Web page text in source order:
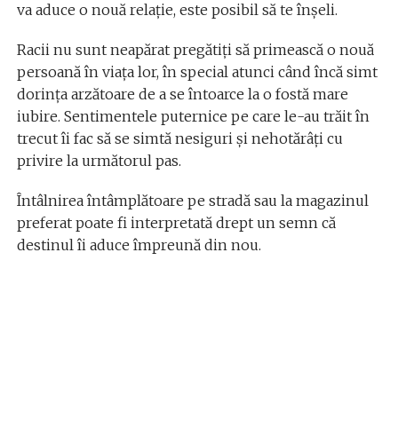
va aduce o nouă relație, este posibil să te înșeli.
Racii nu sunt neapărat pregătiți să primească o nouă
persoană în viața lor, în special atunci când încă simt
dorința arzătoare de a se întoarce la o fostă mare
iubire. Sentimentele puternice pe care le-au trăit în
trecut îi fac să se simtă nesiguri și nehotărâți cu
privire la următorul pas.
Întâlnirea întâmplătoare pe stradă sau la magazinul
preferat poate fi interpretată drept un semn că
destinul îi aduce împreună din nou.